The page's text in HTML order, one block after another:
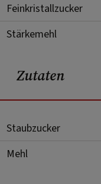
Feinkristallzucker
Stärkemehl
Zutaten
Staubzucker
Mehl